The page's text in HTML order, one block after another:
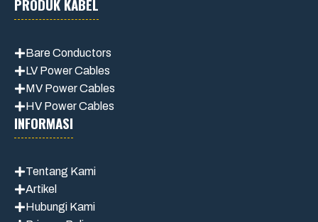
PRODUK KABEL
Bare Conductors
LV Power Cables
MV Power Cables
HV Power Cables
INFORMASI
Tentang Kami
Artikel
Hubungi Kami